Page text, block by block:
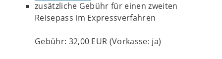
zusätzliche Gebühr für einen zweiten
Reisepass im Expressverfahren
Gebühr: 32,00 EUR (Vorkasse: ja)